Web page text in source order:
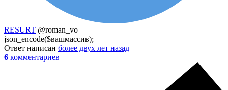
RESURT @roman_vo
json_encode($вашмассив);
Ответ написан более двух лет назад
6 комментариев